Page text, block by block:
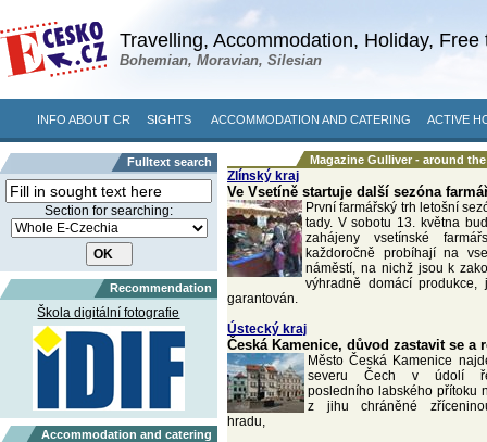
Travelling, Accommodation, Holiday, Free
Bohemian, Moravian, Silesian
INFO ABOUT CR SIGHTS ACCOMMODATION AND CATERING ACTIVE
Fulltext search
Section for searching:
Recommendation
Škola digitální fotografie
Accommodation and catering
Magazine Gulliver - around
Zlínský kraj
Ve Vsetíně startuje další sezóna
První farmářský trh letošní
tady. V sobotu 13. května
zahájeny vsetínské
každoročně probíhají na
náměstí, na nichž jsou k
výhradně domácí produkce,
garantován.
Ústecký kraj
Česká Kamenice, důvod zastavit se a
Město Česká Kamenice
severu Čech v údolí
posledního labského přítoku
z jihu chráněné
hradu,